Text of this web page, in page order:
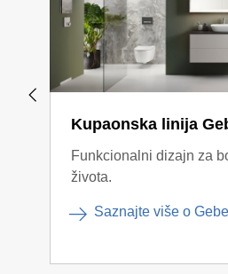
Kupaonska linija
Funkcionalni dizajn za
života.
Saznajte više o